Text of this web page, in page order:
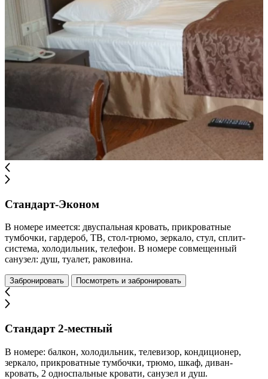
Стандарт-Эконом
В номере имеется: двуспальная кровать, прикроватные
тумбочки, гардероб, ТВ, стол-трюмо, зеркало, стул, сплит-
система, холодильник, телефон. В номере совмещенный
санузел: душ, туалет, раковина.
Забронировать Посмотреть и забронировать
Стандарт 2-местный
В номере: балкон, холодильник, телевизор, кондиционер,
зеркало, прикроватные тумбочки, трюмо, шкаф, диван-
кровать, 2 односпальные кровати, санузел и душ.